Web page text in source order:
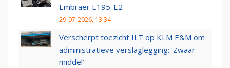
Embraer E195-E2
29-07-2026, 13:34
Verscherpt toezicht ILT op KLM E&M om
administratieve verslaglegging: ‘Zwaar
middel’